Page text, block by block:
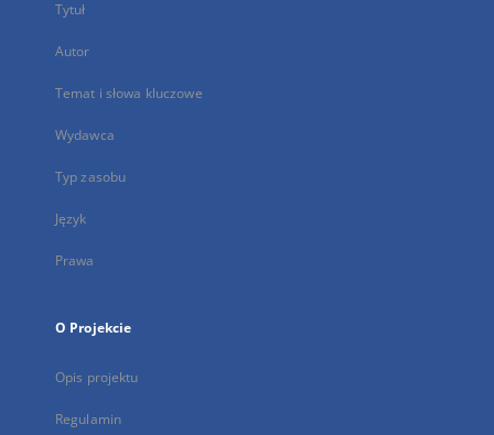
Tytuł
Autor
Temat i słowa kluczowe
Wydawca
Typ zasobu
Język
Prawa
O Projekcie
Opis projektu
Regulamin